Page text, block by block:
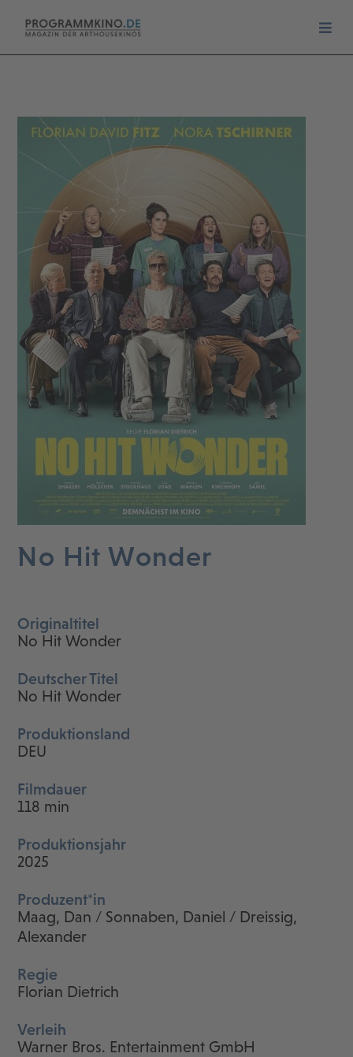
No Hit Wonder
Originaltitel
No Hit Wonder
Deutscher Titel
No Hit Wonder
Produktionsland
DEU
Filmdauer
118 min
Produktionsjahr
2025
Produzent*in
Maag, Dan / Sonnaben, Daniel / Dreissig,
Alexander
Regie
Florian Dietrich
Verleih
Warner Bros. Entertainment GmbH